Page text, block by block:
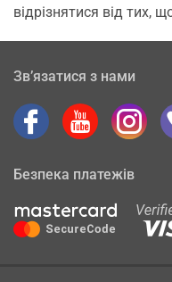
відрізнятися від тих,
Зв’язатися з нами
Безпека платежів